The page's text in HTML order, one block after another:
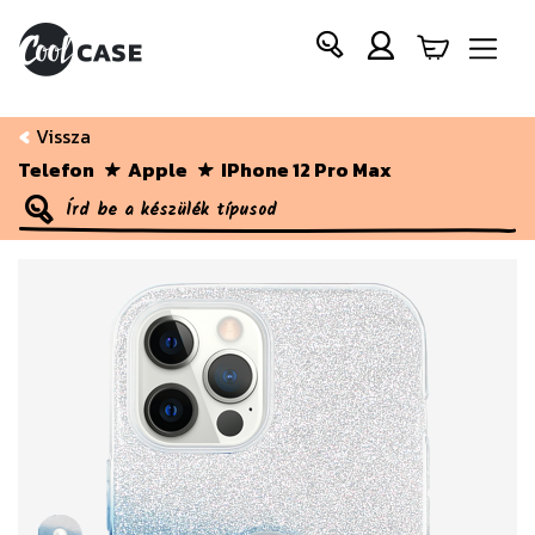
Vissza
Telefon
Apple IPhone 12 Pro Max